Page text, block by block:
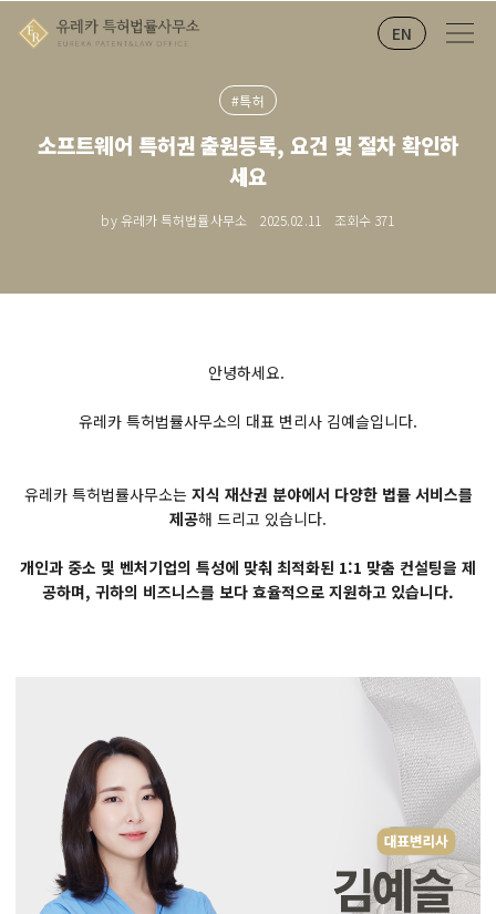
EN
#특허
소프트웨어 특허권 출원등록, 요건 및 절차 확인하
세요
by 유레카 특허법률사무소 2025.02.11 조회수 371
안녕하세요.
유레카 특허법률사무소의 대표 변리사 김예슬입니다.
유레카 특허법률사무소는 지식 재산권 분야에서 다양한 법률 서비스를
제공해 드리고 있습니다.
개인과 중소 및 벤처기업의 특성에 맞춰 최적화된 1:1 맞춤 컨설팅을 제
공하며, 귀하의 비즈니스를 보다 효율적으로 지원하고 있습니다.